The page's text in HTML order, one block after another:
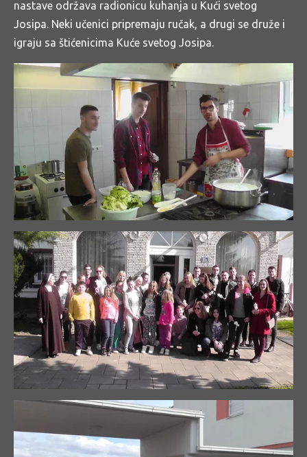
nastave održava radionicu kuhanja u Kući svetog
Josipa. Neki učenici pripremaju ručak, a drugi se druže i
igraju sa štićenicima Kuće svetog Josipa.